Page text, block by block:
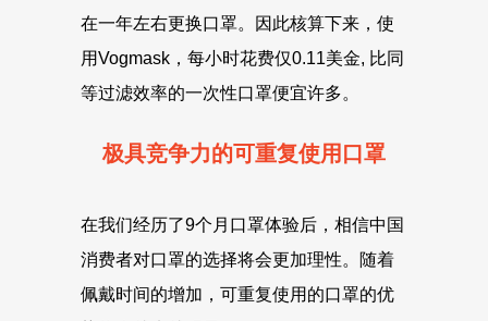
在一年左右更换口罩。因此核算下来，使
用Vogmask，每小时花费仅0.11美金, 比同
等过滤效率的一次性口罩便宜许多。
极具竞争力的可重复使用口罩
在我们经历了9个月口罩体验后，相信中国
消费者对口罩的选择将会更加理性。随着
佩戴时间的增加，可重复使用的口罩的优